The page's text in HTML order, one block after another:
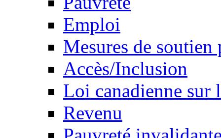
Emploi
Mesures de soutien
Accès/Inclusion
Loi canadienne sur
Revenu